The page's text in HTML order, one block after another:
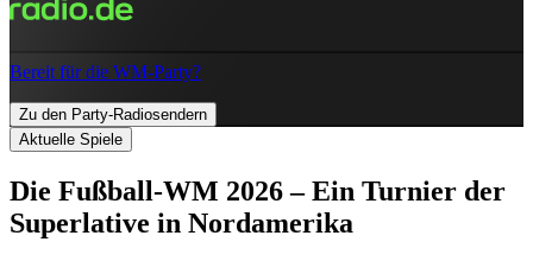
Bereit für die WM-Party?
Zu den Party-Radiosendern
Aktuelle Spiele
Die Fußball-WM 2026 – Ein Turnier der
Superlative in Nordamerika